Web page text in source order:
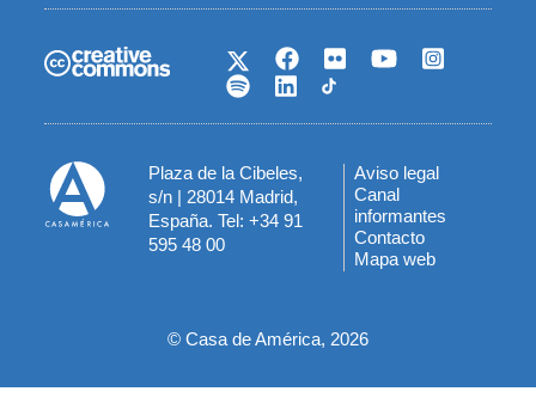
Plaza de la Cibeles,
s/n | 28014 Madrid,
España. Tel: +34 91
595 48 00
Menú
del
pie
Aviso legal
Canal
informantes
Contacto
Mapa web
© Casa de América, 2026